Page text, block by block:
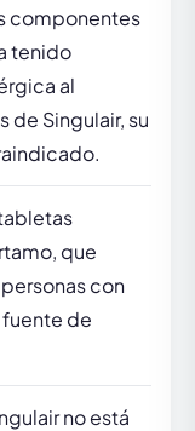
componentes
tenido
al
Singulair, su
que
con
de
no está